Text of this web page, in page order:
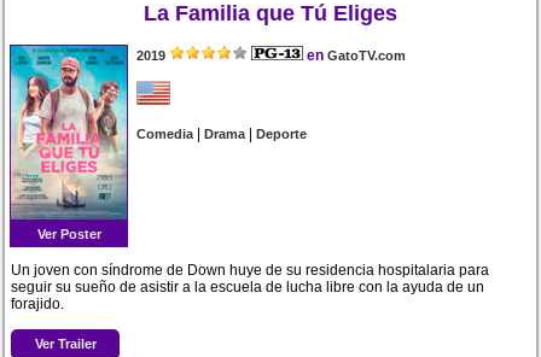
La Familia que Tú Eliges
Ver Poster
2019 en GatoTV.com
Comedia|Drama|Deporte
Un joven con síndrome de Down huye de su residencia hospitalaria para
seguir su sueño de asistir a la escuela de lucha libre con la ayuda de un
forajido.
Ver Trailer